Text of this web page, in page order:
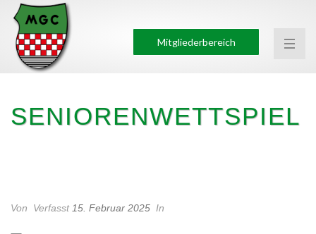
Mitgliederbereich
SENIORENWETTSPIEL
Von Verfasst 15. Februar 2025 In